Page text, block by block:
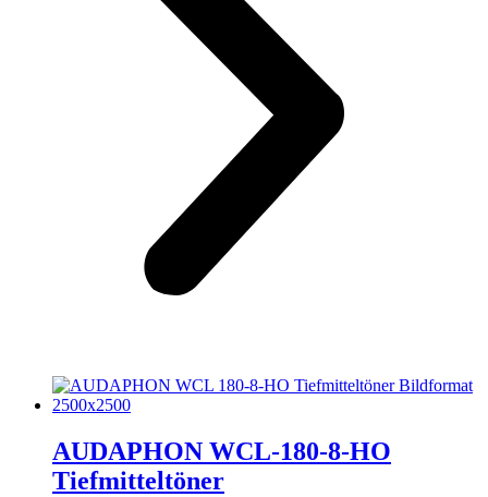
AUDAPHON WCL-180-8-HO
Tiefmitteltöner